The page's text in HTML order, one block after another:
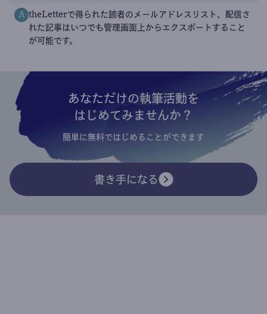
A theLetterで得られた読者のメールアドレスリスト、配信さ
れた記事はいつでも管理画面上からエクスポートすること
が可能です。
あなただけの執筆活動を
はじめてみませんか？
簡単に無料ではじめることができます
書き手になる